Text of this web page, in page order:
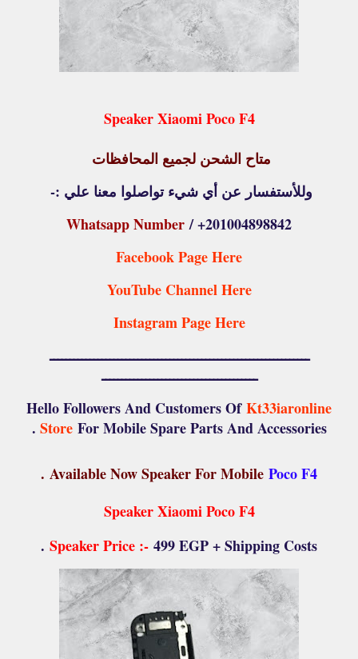
Speaker Xiaomi Poco F4
متاح الشحن لجميع المحافظات
وللأستفسار عن أي شيء تواصلوا معنا علي :-
Whatsapp Number/ +201004898842
Facebook Page Here
YouTube Channel Here
Instagram Page Here
ـــــــــــــــــــــــــــــــــــــــــــــــــــــــــــــــــ
ـــــــــــــــــــــــــــــــــــــــ
Hello Followers And Customers OfKt33iaronline
StoreFor Mobile Spare Parts And Accessories .
Available Now Speaker For Mobile Poco F4
.
Speaker Xiaomi Poco F4
Speaker Price :- 499 EGP + Shipping Costs
.